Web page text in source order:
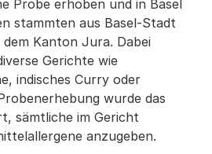
Probe erhoben und in Basel
stammten aus Basel-Stadt
Kanton Jura. Dabei
Gerichte wie
indisches Curry oder
wurde das
sämtliche im Gericht
anzugeben.